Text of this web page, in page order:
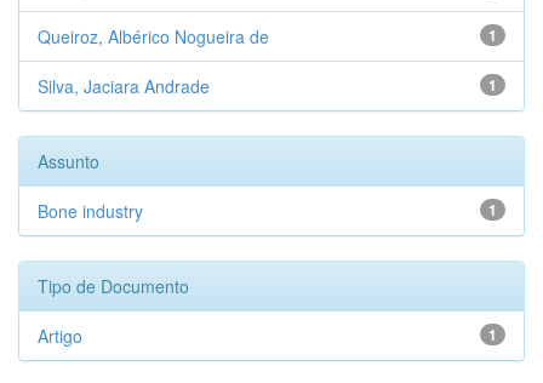
1
Queiroz, Albérico Nogueira de
1
Silva, Jaciara Andrade
Assunto
1
Bone industry
Tipo de Documento
1
Artigo